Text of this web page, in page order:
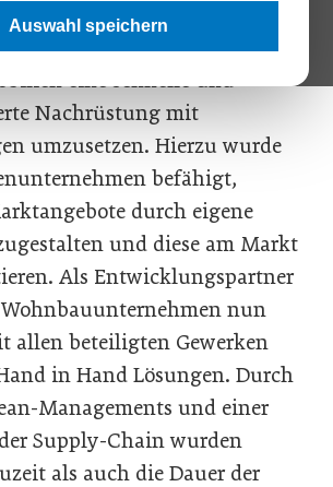
Auswahl speichern
Projektes war es, durch
und Modularisierung in
eine schnelle und
Nachrüstung mit
umzusetzen. Hierzu wurde
befähigt,
durch eigene
und diese am Markt
Als Entwicklungspartner
Wohnbauunternehmen nun
allen beteiligten Gewerken
in Hand Lösungen. Durch
Managements und einer
Supply-Chain wurden
als auch die Dauer der